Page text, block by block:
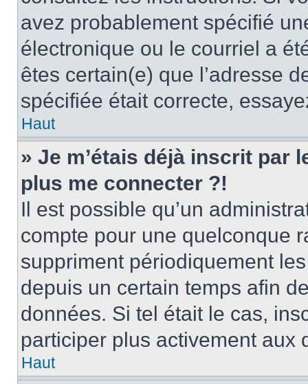
avez probablement spécifié
électronique ou le courriel a
êtes certain(e) que l’adresse
spécifiée était correcte,
Haut
» Je m’étais déjà inscrit par
plus me connecter ?!
Il est possible qu’un
compte pour une quelconque
suppriment périodiquement
depuis un certain temps afin
données. Si tel était le cas,
participer plus activement aux
Haut